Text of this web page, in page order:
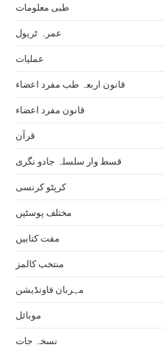
طبی معلومات
عمرہ ٹریول
عملیات
قانون اربعہ طب مفرد اعضاء
قانون مفرد اعضاء
قرآن
قسط وار سلسلہ جادو نگری
کرپٹو کرنسی
مختلف پوسٹیں
مفت کتابیں
منتخب کالمز
مہربان فاونڈیشن
موبائل
نسخہ جات